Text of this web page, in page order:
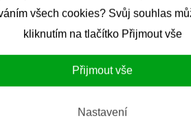
všech cookies? Svůj souhlas
kliknutím na tlačítko Přijmout vše
Přijmout vše
Nastavení
43 Kč
Čistící a mycí útěrka na
Detail
oken CLE... Stěrka na okna WOLF-